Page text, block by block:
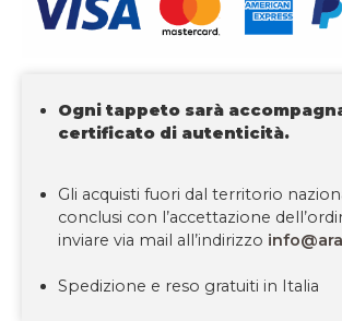
Ogni tappeto sarà
certificato di autenticità.
Gli acquisti fuori dal territorio
conclusi con l’accettazione
inviare via mail all’indirizzo
Spedizione e reso gratuiti in Italia